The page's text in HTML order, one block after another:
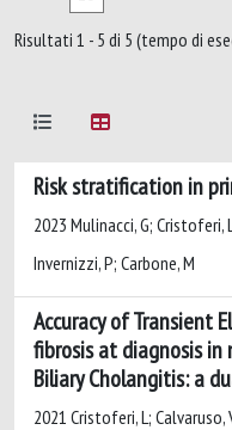
Risultati 1 - 5 di 5 (tempo di
Risk stratification in
2023 Mulinacci, G; Cristoferi,
Invernizzi, P; Carbone, M
Accuracy of Transient
fibrosis at diagnosis
Biliary Cholangitis: a
2021 Cristoferi, L; Calvaruso,